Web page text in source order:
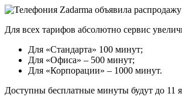
Для всех тарифов абсолютно сервис
Для «Стандарта» 100 минут;
Для «Офиса» – 500 минут;
Для «Корпорации» – 1000 минут.
Доступны бесплатные минуты будут до 11